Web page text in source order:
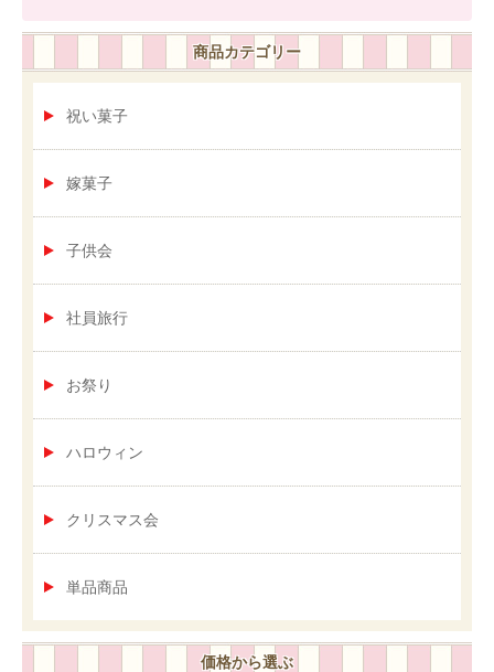
商品カテゴリー
祝い菓子
嫁菓子
子供会
社員旅行
お祭り
ハロウィン
クリスマス会
単品商品
価格から選ぶ